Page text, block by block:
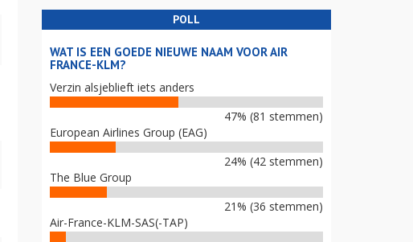
POLL
WAT IS EEN GOEDE NIEUWE NAAM VOOR AIR
FRANCE-KLM?
Verzin alsjeblieft iets anders
47% (81 stemmen)
European Airlines Group (EAG)
24% (42 stemmen)
The Blue Group
21% (36 stemmen)
Air-France-KLM-SAS(-TAP)